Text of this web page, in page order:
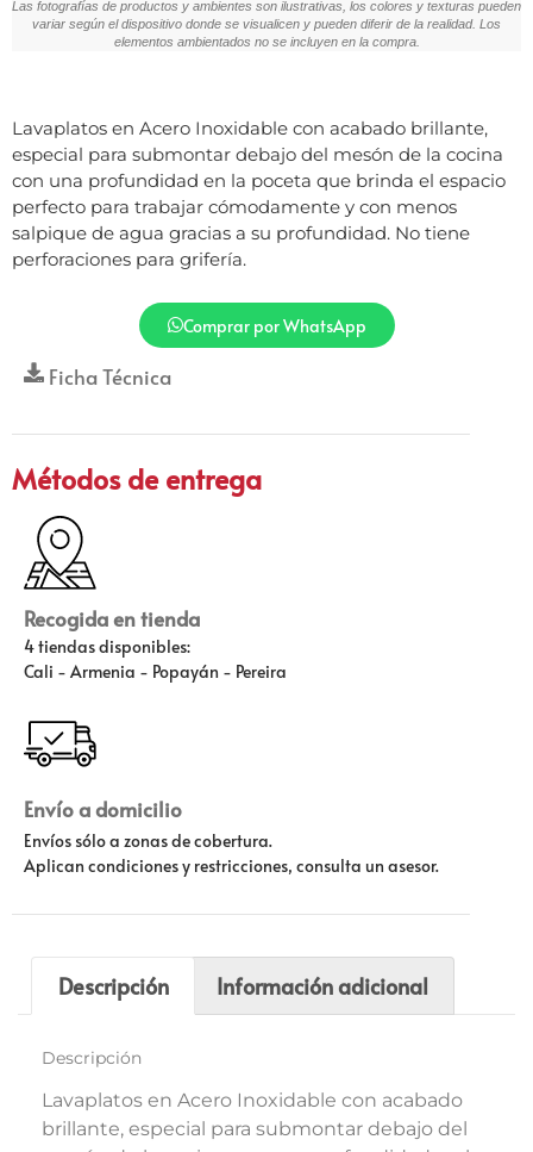
Las fotografías de productos y ambientes son ilustrativas, los colores y texturas pueden
variar según el dispositivo donde se visualicen y pueden diferir de la realidad. Los
elementos ambientados no se incluyen en la compra.
Lavaplatos en Acero Inoxidable con acabado brillante,
especial para submontar debajo del mesón de la cocina
con una profundidad en la poceta que brinda el espacio
perfecto para trabajar cómodamente y con menos
salpique de agua gracias a su profundidad. No tiene
perforaciones para grifería.
Comprar por WhatsApp
Ficha Técnica
Métodos de entrega
Recogida en tienda
4 tiendas disponibles:
Cali - Armenia - Popayán - Pereira
Envío a domicilio
Envíos sólo a zonas de cobertura.
Aplican condiciones y restricciones, consulta un asesor.
Descripción Información adicional
Descripción
Lavaplatos en Acero Inoxidable con acabado
brillante, especial para submontar debajo del